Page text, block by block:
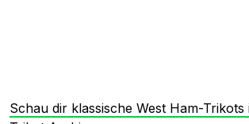
Schau dir klassische West Ham-Trikots